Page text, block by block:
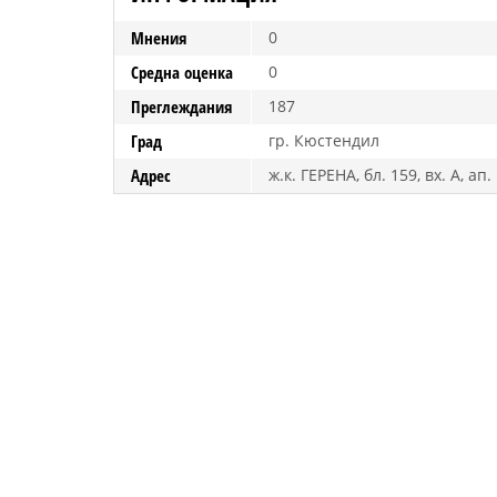
Мнения 0
Средна оценка 0
Преглеждания 187
Град гр. Кюстендил
Адрес ж.к. ГЕРЕНА, бл. 159, вх. А, ап.